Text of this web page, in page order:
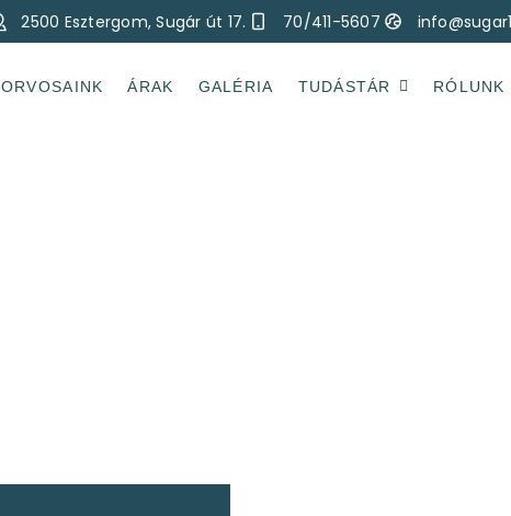
2500 Esztergom, Sugár út 17. 70/411-5607
ORVOSAINK ÁRAK GALÉRIA TUDÁSTÁR RÓLUNK